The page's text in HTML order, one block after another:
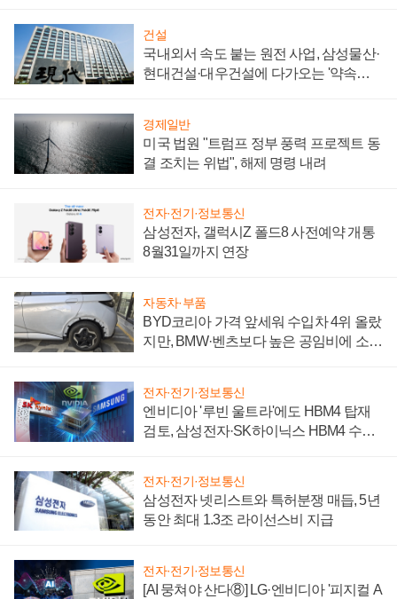
건설
국내외서 속도 붙는 원전 사업, 삼성물산·
현대건설·대우건설에 다가오는 '약속의
경제일반
미국 법원 "트럼프 정부 풍력 프로젝트 동
결 조치는 위법", 해제 명령 내려
전자·전기·정보통신
삼성전자, 갤럭시Z 폴드8 사전예약 개통
8월31일까지 연장
자동차·부품
BYD코리아 가격 앞세워 수입차 4위 올랐
지만, BMW·벤츠보다 높은 공임비에 소비
전자·전기·정보통신
엔비디아 '루빈 울트라'에도 HBM4 탑재
검토, 삼성전자·SK하이닉스 HBM4 수율
전자·전기·정보통신
삼성전자 넷리스트와 특허분쟁 매듭, 5년
동안 최대 1.3조 라이선스비 지급
전자·전기·정보통신
[AI 뭉쳐야 산다⑧] LG·엔비디아 '피지컬 A